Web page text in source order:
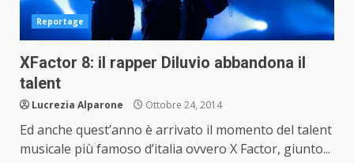
Reportage
XFactor 8: il rapper Diluvio abbandona il
talent
Lucrezia Alparone Ottobre 24, 2014
Ed anche quest’anno è arrivato il momento del talent
musicale più famoso d’italia ovvero X Factor, giunto...